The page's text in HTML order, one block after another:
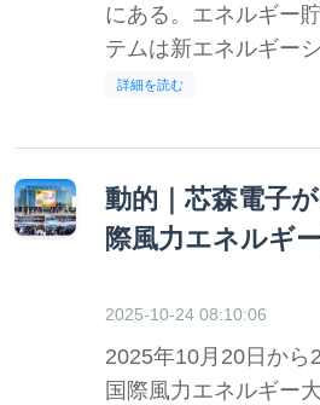
にある。エネルギー
テムは新エネルギー
詳細を読む
動的｜芯森電子
際風力エネルギ
2025-10-24 08:10:06
2025年10月20日から
国際風力エネルギー